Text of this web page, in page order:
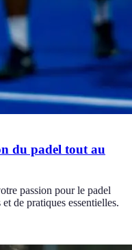
du padel tout au
passion pour le padel
de pratiques essentielles.